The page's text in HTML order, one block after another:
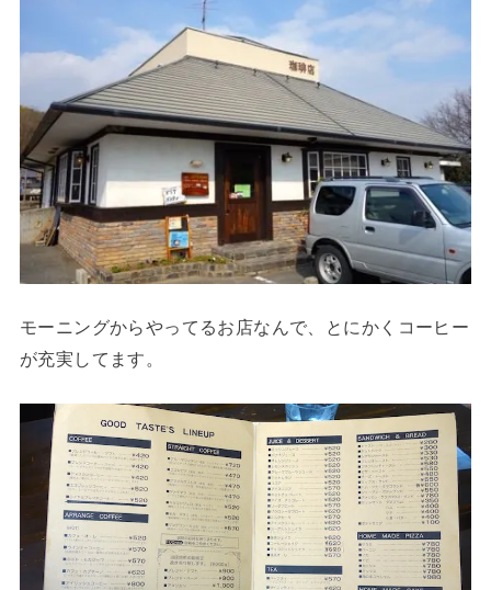
モーニングからやってるお店なんで、とにかくコーヒー
が充実してます。